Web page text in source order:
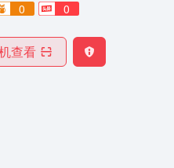
0 0
查看